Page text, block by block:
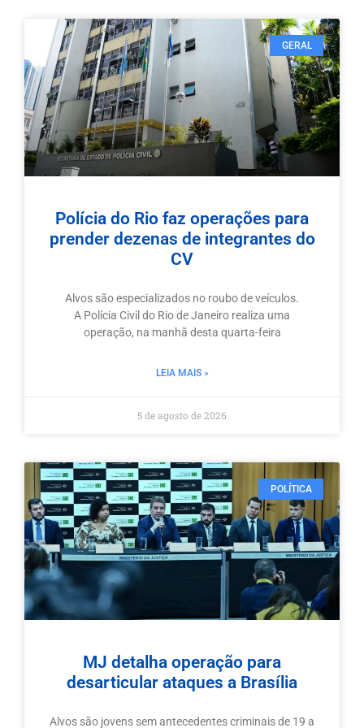
GERAL
Polícia do Rio faz operações para
prender dezenas de integrantes do
CV
Alvos são especializados no roubo de veículos.
A Polícia Civil do Rio de Janeiro realiza uma
operação, na manhã desta quarta-feira
LEIA MAIS »
5 de agosto de 2026
POLÍTICA
MJ detalha operação para
desarticular ataques a Brasília
Alvos são jovens sem antecedentes criminais de 19 a